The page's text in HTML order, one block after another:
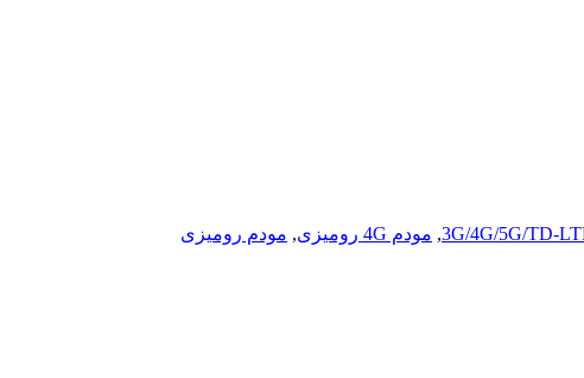
, مودم 4G رومیزی , مودم رومیزی